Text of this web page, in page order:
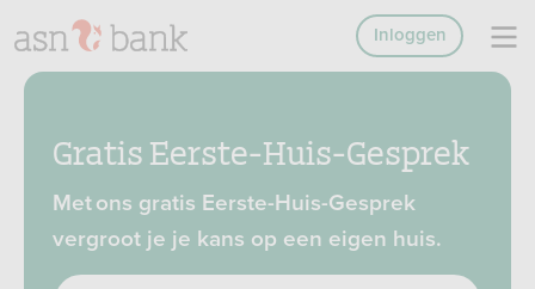
Inloggen
Gratis Eerste-Huis-Gesprek
Met ons gratis Eerste-Huis-Gesprek
vergroot je je kans op een eigen huis.